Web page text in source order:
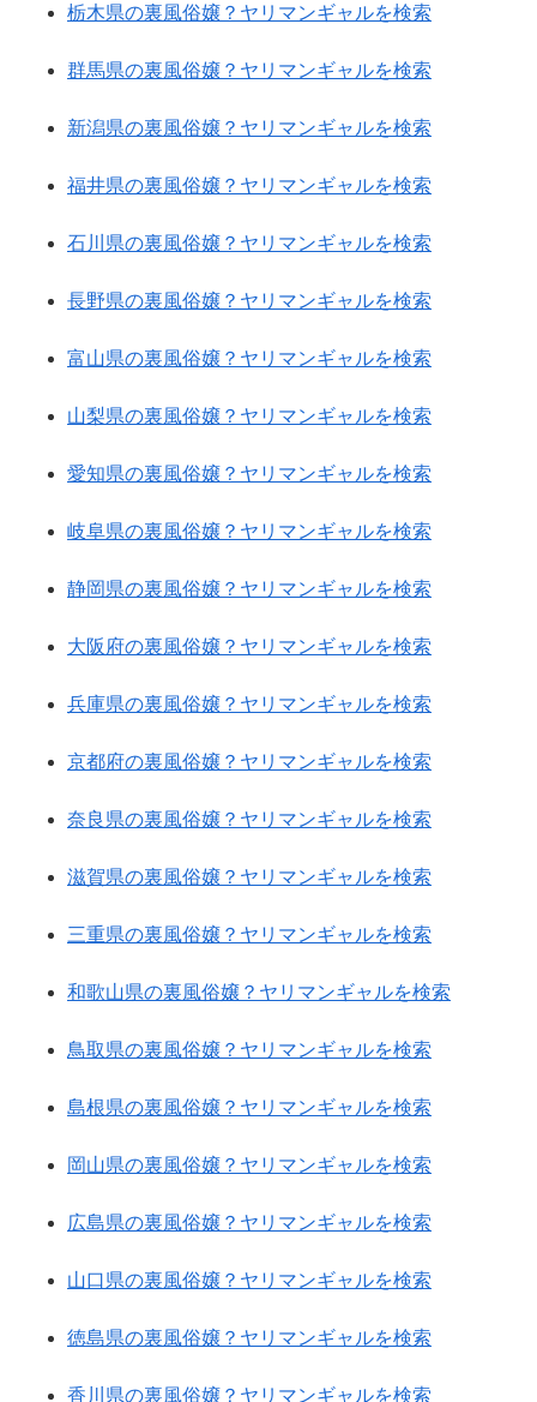
栃木県の裏風俗嬢？ヤリマンギャルを検索
群馬県の裏風俗嬢？ヤリマンギャルを検索
新潟県の裏風俗嬢？ヤリマンギャルを検索
福井県の裏風俗嬢？ヤリマンギャルを検索
石川県の裏風俗嬢？ヤリマンギャルを検索
長野県の裏風俗嬢？ヤリマンギャルを検索
富山県の裏風俗嬢？ヤリマンギャルを検索
山梨県の裏風俗嬢？ヤリマンギャルを検索
愛知県の裏風俗嬢？ヤリマンギャルを検索
岐阜県の裏風俗嬢？ヤリマンギャルを検索
静岡県の裏風俗嬢？ヤリマンギャルを検索
大阪府の裏風俗嬢？ヤリマンギャルを検索
兵庫県の裏風俗嬢？ヤリマンギャルを検索
京都府の裏風俗嬢？ヤリマンギャルを検索
奈良県の裏風俗嬢？ヤリマンギャルを検索
滋賀県の裏風俗嬢？ヤリマンギャルを検索
三重県の裏風俗嬢？ヤリマンギャルを検索
和歌山県の裏風俗嬢？ヤリマンギャルを検索
鳥取県の裏風俗嬢？ヤリマンギャルを検索
島根県の裏風俗嬢？ヤリマンギャルを検索
岡山県の裏風俗嬢？ヤリマンギャルを検索
広島県の裏風俗嬢？ヤリマンギャルを検索
山口県の裏風俗嬢？ヤリマンギャルを検索
徳島県の裏風俗嬢？ヤリマンギャルを検索
香川県の裏風俗嬢？ヤリマンギャルを検索